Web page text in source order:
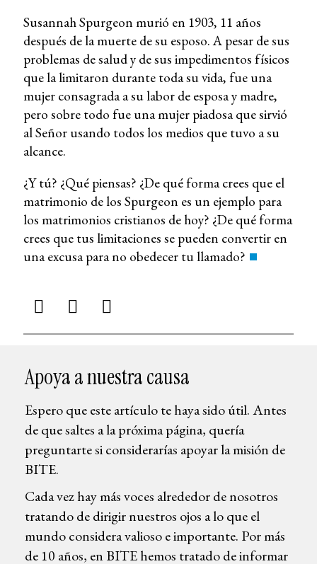
Susannah Spurgeon murió en 1903, 11 años
después de la muerte de su esposo. A pesar de sus
problemas de salud y de sus impedimentos físicos
que la limitaron durante toda su vida, fue una
mujer consagrada a su labor de esposa y madre,
pero sobre todo fue una mujer piadosa que sirvió
al Señor usando todos los medios que tuvo a su
alcance.
¿Y tú? ¿Qué piensas? ¿De qué forma crees que el
matrimonio de los Spurgeon es un ejemplo para
los matrimonios cristianos de hoy? ¿De qué forma
crees que tus limitaciones se pueden convertir en
una excusa para no obedecer tu llamado?
Apoya a nuestra causa
Espero que este artículo te haya sido útil. Antes
de que saltes a la próxima página, quería
preguntarte si considerarías apoyar la misión de
BITE.
Cada vez hay más voces alrededor de nosotros
tratando de dirigir nuestros ojos a lo que el
mundo considera valioso e importante. Por más
de 10 años, en BITE hemos tratado de informar